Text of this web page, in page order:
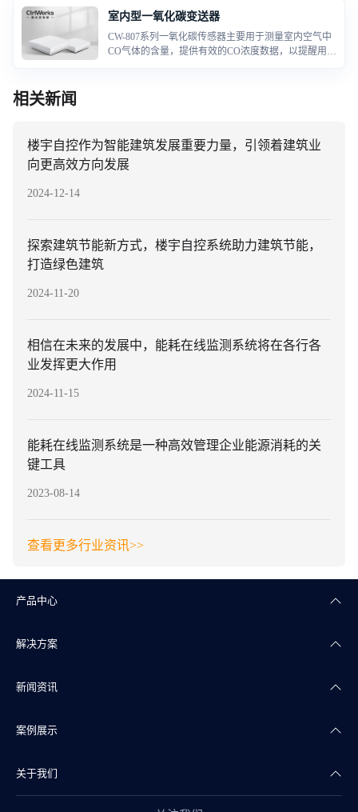
内置DC12V10A开关电源。4、内置10/100/100
室内型一氧化碳变送器
CW-807系列一氧化碳传感器主要用于测量室内空气中
CO气体的含量，提供有效的CO浓度数据，以提醒用户
相关新闻
楼宇自控作为智能建筑发展重要力量，引领着建筑业
向更高效方向发展
2024-12-14
探索建筑节能新方式，楼宇自控系统助力建筑节能，
打造绿色建筑
2024-11-20
相信在未来的发展中，能耗在线监测系统将在各行各
业发挥更大作用
2024-11-15
能耗在线监测系统是一种高效管理企业能源消耗的关
键工具
2023-08-14
查看更多行业资讯>>
产品中心
楼宇自控
智能照明
智能传感
智慧物联
解决方案
智慧商业
智慧实验室
智慧水务
新闻资讯
公司新闻
产品干货
案例展示
智慧地产案例
关于我们